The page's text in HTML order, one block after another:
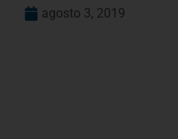
agosto 3, 2019